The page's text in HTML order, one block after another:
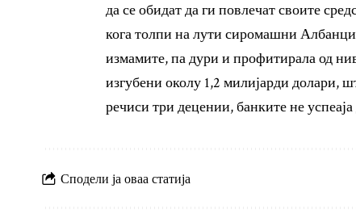
да се обидат да ги повлечат своите
кога толпи на лути сиромашни Албанци
измамите, па дури и профитирала од
изгубени околу 1,2 милијарди долари,
речиси три децении, банките не успеаја
Сподели ја оваа статија